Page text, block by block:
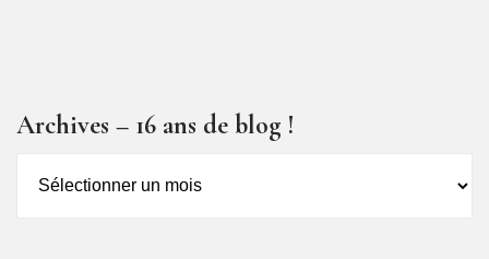
Archives – 16 ans de blog !